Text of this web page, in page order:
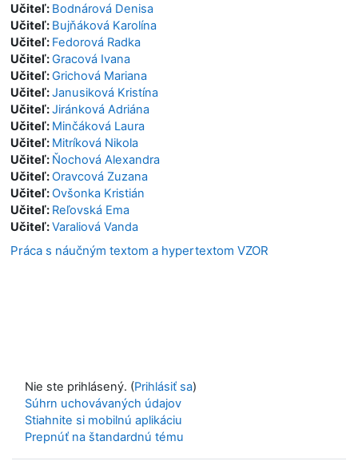
Učiteľ: Bodnárová Denisa
Učiteľ: Bujňáková Karolína
Učiteľ: Fedorová Radka
Učiteľ:Gracová Ivana
Učiteľ:Grichová Mariana
Učiteľ:Janusiková Kristína
Učiteľ:Jiránková Adriána
Učiteľ: Minčáková Laura
Učiteľ: Mitríková Nikola
Učiteľ: Ňochová Alexandra
Učiteľ:Oravcová Zuzana
Učiteľ:Ovšonka Kristián
Učiteľ: Reľovská Ema
Učiteľ:Varaliová Vanda
Práca s náučným textom a hypertextom VZOR
Nie ste prihlásený. (Prihlásiť sa)
Súhrn uchovávaných údajov
Stiahnite si mobilnú aplikáciu
Prepnúť na štandardnú tému